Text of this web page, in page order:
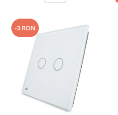
-3 RON